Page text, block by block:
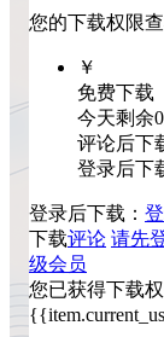
您的下载权限
￥
免费下载
今天剩余
评论后下
登录后下
登录后下载：
下载评论 请先
级会员
您已获得下载